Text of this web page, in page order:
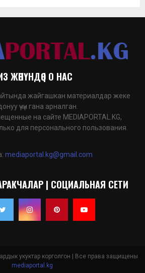
ЖӨНҮНДӨ | О НАС
жайгашкан материалдар жеке
үчүн гана арналган.
на сайте MEDIAPORTAL.KG,
для персонального пользования.
mediaportal.kg@gmail.com
| СОЦИАЛЬНАЯ СЕТИ
укуктар корголгон | Все права защищены
mediaportal.kg